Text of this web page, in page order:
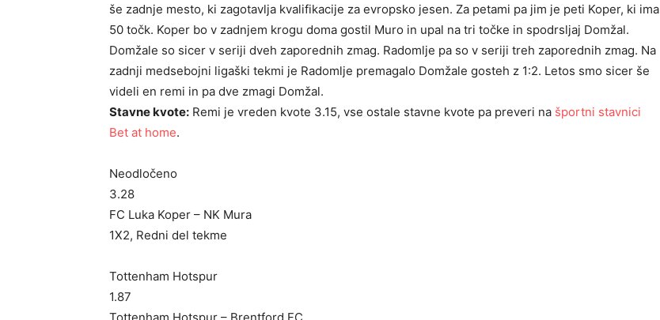
še zadnje mesto, ki zagotavlja kvalifikacije za evropsko jesen. Za petami pa jim je peti Koper, ki ima
50 točk. Koper bo v zadnjem krogu doma gostil Muro in upal na tri točke in spodrsljaj Domžal.
Domžale so sicer v seriji dveh zaporednih zmag. Radomlje pa so v seriji treh zaporednih zmag. Na
zadnji medsebojni ligaški tekmi je Radomlje premagalo Domžale gosteh z 1:2. Letos smo sicer še
videli en remi in pa dve zmagi Domžal.
Stavne kvote: Remi je vreden kvote 3.15, vse ostale stavne kvote pa preveri na športni stavnici
Bet at home.
Neodločeno
3.28
FC Luka Koper – NK Mura
1X2, Redni del tekme
Tottenham Hotspur
1.87
Tottenham Hotspur – Brentford FC